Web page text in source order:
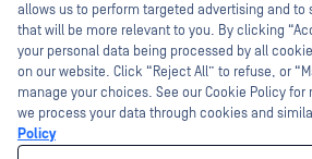
Tanúsítvány
Technológiai partnerek
Channel partner program
©2026 OPSWAT . Minden jog fenntartva. OPSWAT,
MetaAccess, az OPSWAT , Trust no File. Trust No
allows us to perform targeted advertising and to
that will be more relevant to you. By clicking
your personal data being processed by all
on our website. Click “Reject All” to refuse, or
manage your choices. See our Cookie Policy
we process your data through cookies and
Policy